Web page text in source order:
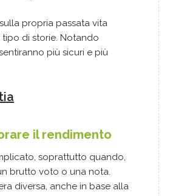
propria passata vita
di storie. Notando
più sicuri e più
il rendimento
soprattutto quando,
brutto voto o una nota.
diversa, anche in base alla